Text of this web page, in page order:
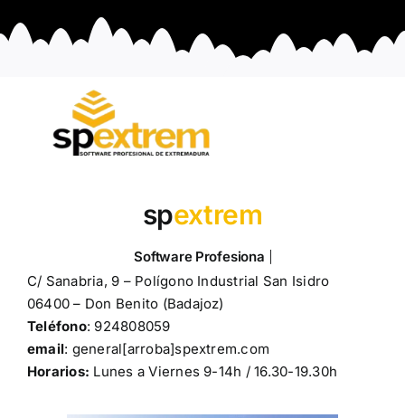
spextrem
C/ Sanabria, 9 – Polígono Industrial San Isidro
06400 – Don Benito (Badajoz)
Teléfono: 924808059
email: general[arroba]spextrem.com
Horarios: Lunes a Viernes 9-14h / 16.30-19.30h